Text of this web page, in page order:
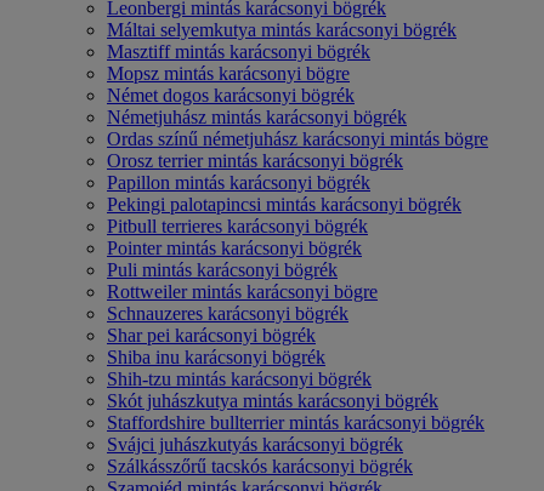
Leonbergi mintás karácsonyi bögrék
Máltai selyemkutya mintás karácsonyi bögrék
Masztiff mintás karácsonyi bögrék
Mopsz mintás karácsonyi bögre
Német dogos karácsonyi bögrék
Németjuhász mintás karácsonyi bögrék
Ordas színű németjuhász karácsonyi mintás bögre
Orosz terrier mintás karácsonyi bögrék
Papillon mintás karácsonyi bögrék
Pekingi palotapincsi mintás karácsonyi bögrék
Pitbull terrieres karácsonyi bögrék
Pointer mintás karácsonyi bögrék
Puli mintás karácsonyi bögrék
Rottweiler mintás karácsonyi bögre
Schnauzeres karácsonyi bögrék
Shar pei karácsonyi bögrék
Shiba inu karácsonyi bögrék
Shih-tzu mintás karácsonyi bögrék
Skót juhászkutya mintás karácsonyi bögrék
Staffordshire bullterrier mintás karácsonyi bögrék
Svájci juhászkutyás karácsonyi bögrék
Szálkásszőrű tacskós karácsonyi bögrék